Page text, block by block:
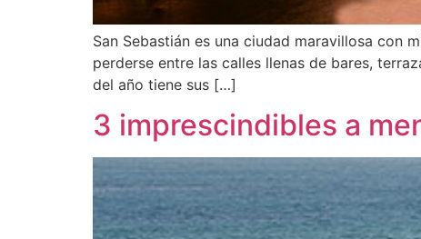
San Sebastián es una ciudad maravillosa con
perderse entre las calles llenas de bares,
del año tiene sus […]
3 imprescindibles a